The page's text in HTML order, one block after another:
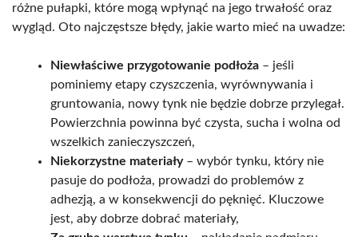
różne pułapki, które mogą wpłynąć na jego trwałość oraz
wygląd. Oto najczęstsze błędy, jakie warto mieć na uwadze:
Niewłaściwe przygotowanie podłoża – jeśli
pominiemy etapy czyszczenia, wyrównywania i
gruntowania, nowy tynk nie będzie dobrze przylegał.
Powierzchnia powinna być czysta, sucha i wolna od
wszelkich zanieczyszczeń,
Niekorzystne materiały– wybór tynku, który nie
pasuje do podłoża, prowadzi do problemów z
adhezją, a w konsekwencji do pęknięć. Kluczowe
jest, aby dobrze dobrać materiały,